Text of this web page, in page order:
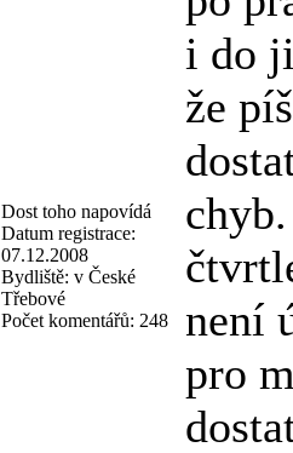
Dost toho napovídá
Datum registrace:
07.12.2008
Bydliště: v České
Třebové
Počet komentářů: 248
i do
že
není
pro